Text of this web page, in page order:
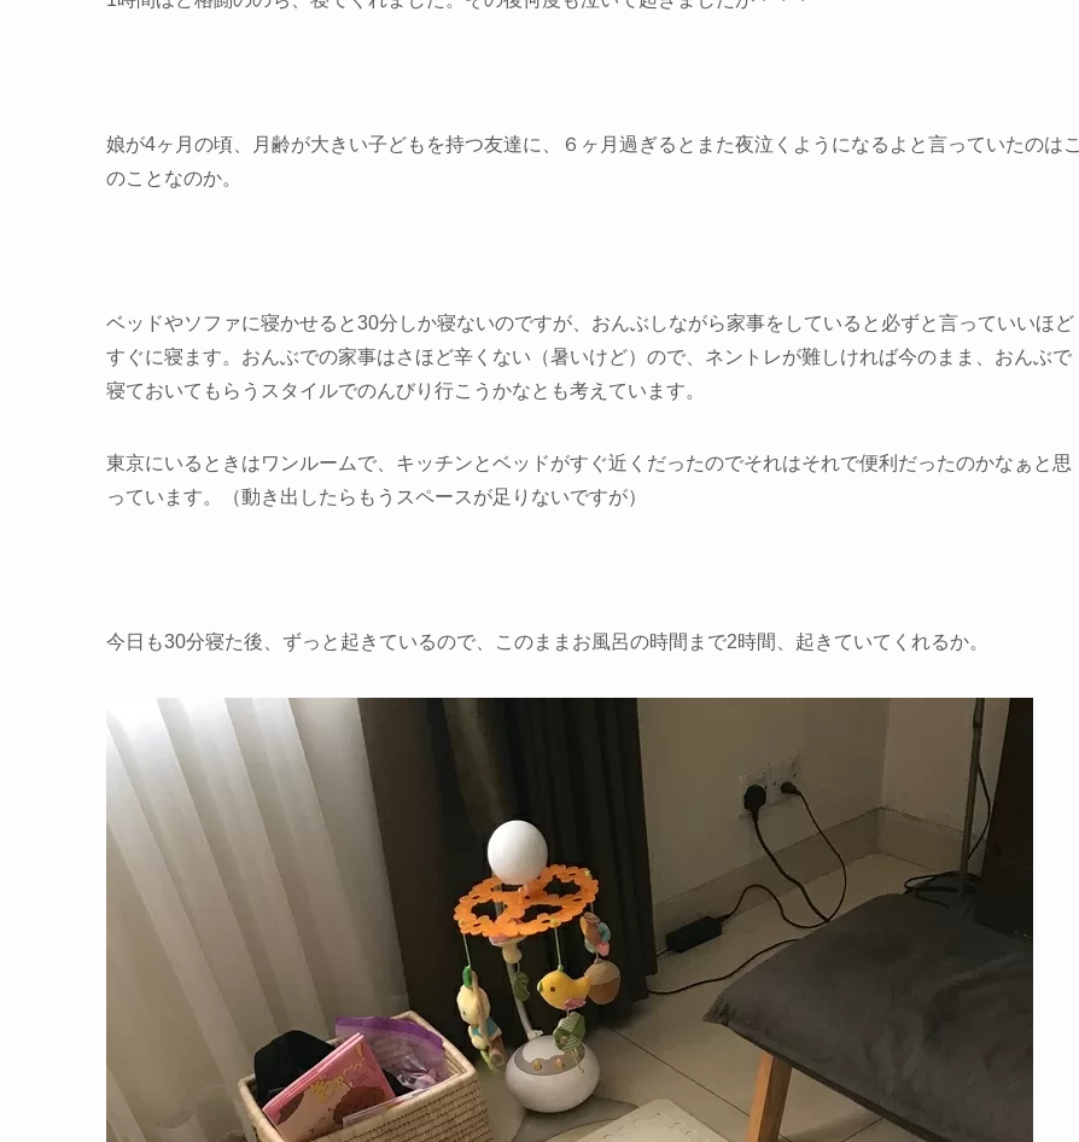
娘が4ヶ月の頃、月齢が大きい子どもを持つ友達に、６ヶ月過ぎるとまた夜泣くようになるよと言っていたのはこ
のことなのか。
ベッドやソファに寝かせると30分しか寝ないのですが、おんぶしながら家事をしていると必ずと言っていいほど
すぐに寝ます。おんぶでの家事はさほど辛くない（暑いけど）ので、ネントレが難しければ今のまま、おんぶで
寝ておいてもらうスタイルでのんびり行こうかなとも考えています。
東京にいるときはワンルームで、キッチンとベッドがすぐ近くだったのでそれはそれで便利だったのかなぁと思
っています。（動き出したらもうスペースが足りないですが）
今日も30分寝た後、ずっと起きているので、このままお風呂の時間まで2時間、起きていてくれるか。